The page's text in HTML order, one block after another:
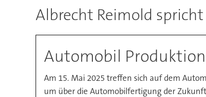
Albrecht Reimold
Automobil
Am 15. Mai 2025 treffen sich auf dem
um über die Automobilfertigung der